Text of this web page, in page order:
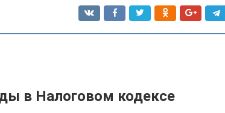
в Налоговом кодексе